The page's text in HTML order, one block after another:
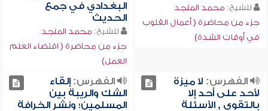
للشيخ: محمد المنجد
جزء من محاضرة ( أعمال القلوب
في أوقات الشدة)
البغدادي في جمع
الحديث
للشيخ: محمد المنجد
جزء من محاضرة ( اقتضاء العلم
العمل)
الفهرس: لا ميزة
لأحد على أحد إلا
بالتقوى , الأسئلة
الفهرس:إلقاء
الشك والريبة بين
المسلمين؛ ونشر الخرافة